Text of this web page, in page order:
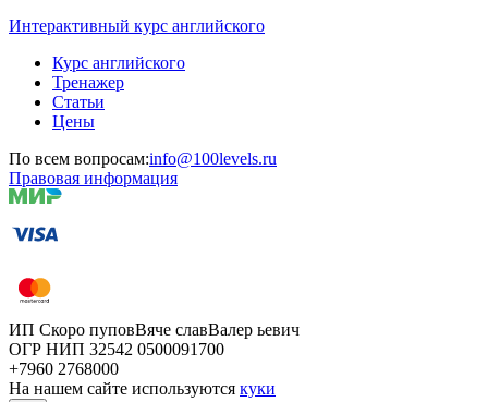
Интерактивный курс английского
Курс английского
Тренажер
Статьи
Цены
По всем вопросам:info@100levels.ru
Правовая информация
ИП Скоро пуповВяче славВалер ьевич
ОГР НИП 32542 0500091700
+7960 2768000
На нашем сайте используются куки